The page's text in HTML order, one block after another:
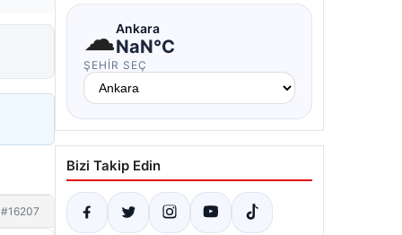
#16207
☁Ankara
NaN°C
ŞEHIR SEÇ
Bizi Takip Edin